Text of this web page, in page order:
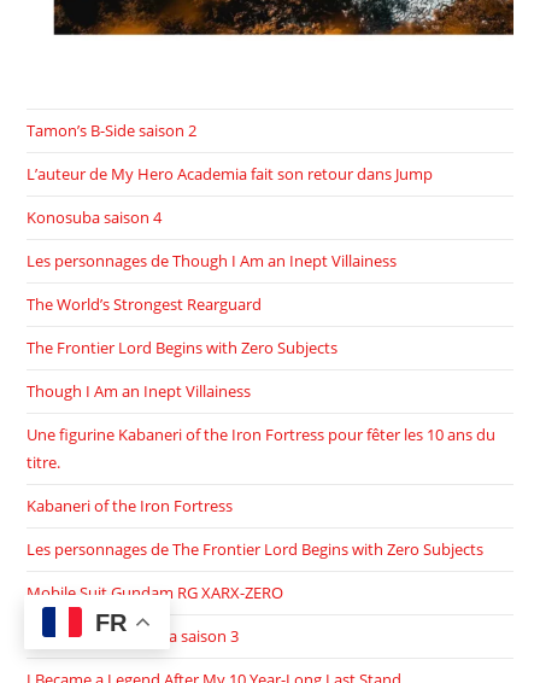
Tamon’s B-Side saison 2
L’auteur de My Hero Academia fait son retour dans Jump
Konosuba saison 4
Les personnages de Though I Am an Inept Villainess
The World’s Strongest Rearguard
The Frontier Lord Begins with Zero Subjects
Though I Am an Inept Villainess
Une figurine Kabaneri of the Iron Fortress pour fêter les 10 ans du
titre.
Kabaneri of the Iron Fortress
Les personnages de The Frontier Lord Begins with Zero Subjects
Mobile Suit Gundam RG XARX-ZERO
Isekai Nonbiri Nouka saison 3
FR